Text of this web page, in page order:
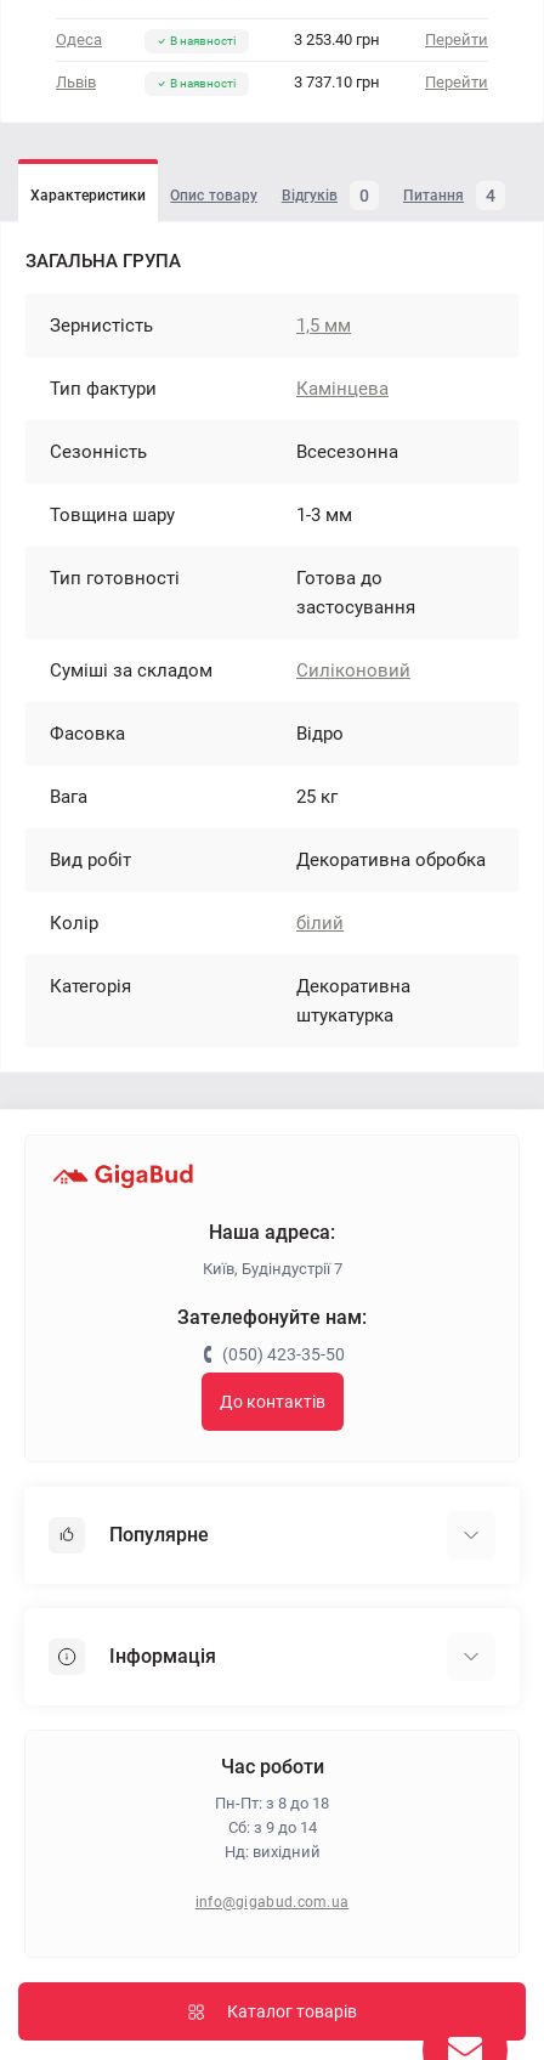
Одеса В наявності 3 253.40 грн Перейти
Львів В наявності 3 737.10 грн Перейти
Характеристики Опис товару Відгуків 0 Питання 4
ЗАГАЛЬНА ГРУПА
Зернистість 1,5 мм
Тип фактури Камінцева
Сезонність Всесезонна
Товщина шару 1-3 мм
Тип готовності
Готова до
застосування
Суміші за складом Силіконовий
Фасовка Відро
Вага 25 кг
Вид робіт Декоративна обробка
Колір білий
Категорія
Декоративна
штукатурка
Наша адреса:
Київ, Будіндустрії 7
Зателефонуйте нам:
(050) 423-35-50
До контактів
Популярне
Пінопласт
Інформація
Гарантія та повернення
Політика конфіденційності
Час роботи
Пн-Пт: з 8 до 18
Сб: з 9 до 14
Нд: вихідний
info@gigabud.com.ua
Каталог товарів